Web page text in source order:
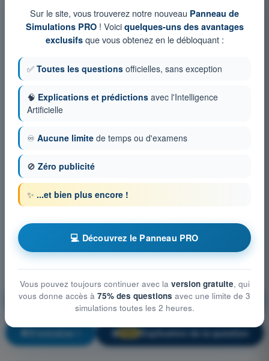
Atténuations technique et opérationnelle du risque au
S'entraîner ! 🔒 Explication de la question
Sur le site, vous trouverez notre nouveau Panneau de
Simulations PRO! Voici quelques-uns des avantages
exclusifsque vous obtenez en le débloquant :
✅ Toutes les questions officielles, sans exception
🧠 Explications et prédictions avec l'Intelligence
Artificielle
♾️ Aucune limite de temps ou d'examens
🚫 Zéro publicité
✨ ...et bien plus encore !
💻 Découvrez le Panneau PRO
Vous pouvez toujours continuer avec la version gratuite, qui
vous donne accès à 75% des questions avec une limite de 3
simulations toutes les 2 heures.